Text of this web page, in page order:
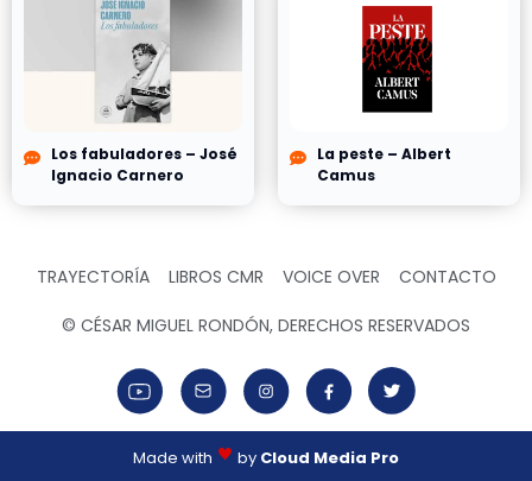
Los fabuladores – José
Ignacio Carnero
La peste – Albert
Camus
TRAYECTORÍA LIBROS CMR VOICE OVER CONTACTO
© CÉSAR MIGUEL RONDÓN, DERECHOS RESERVADOS
Made with by Cloud Media Pro